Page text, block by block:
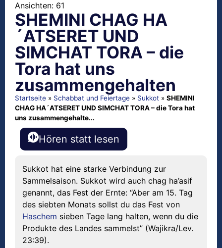
Ansichten: 61
SHEMINI CHAG HA
´ATSERET UND
SIMCHAT TORA – die
Tora hat uns
zusammengehalten
Startseite » Schabbat und Feiertage » Sukkot » SHEMINI
CHAG HA´ATSERET UND SIMCHAT TORA – die Tora hat
uns zusammengehalte...
Hören statt lesen
Sukkot hat eine starke Verbindung zur
Sammelsaison. Sukkot wird auch chag ha’asif
genannt, das Fest der Ernte: “Aber am 15. Tag
des siebten Monats sollst du das Fest von
Haschem sieben Tage lang halten, wenn du die
Produkte des Landes sammelst” (Wajikra/Lev.
23:39).